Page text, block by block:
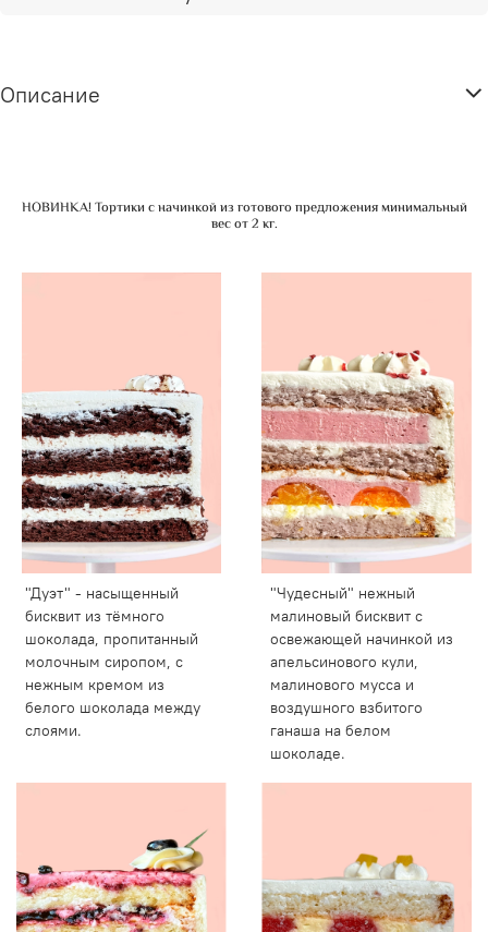
Описание
НОВИНКА! Тортики с начинкой из готового предложения минимальный
вес от 2 кг.
"Дуэт" - насыщенный
бисквит из тёмного
шоколада, пропитанный
молочным сиропом, с
нежным кремом из
белого шоколада между
слоями.
"Чудесный" нежный
малиновый бисквит с
освежающей начинкой из
апельсинового кули,
малинового мусса и
воздушного взбитого
ганаша на белом
шоколаде.